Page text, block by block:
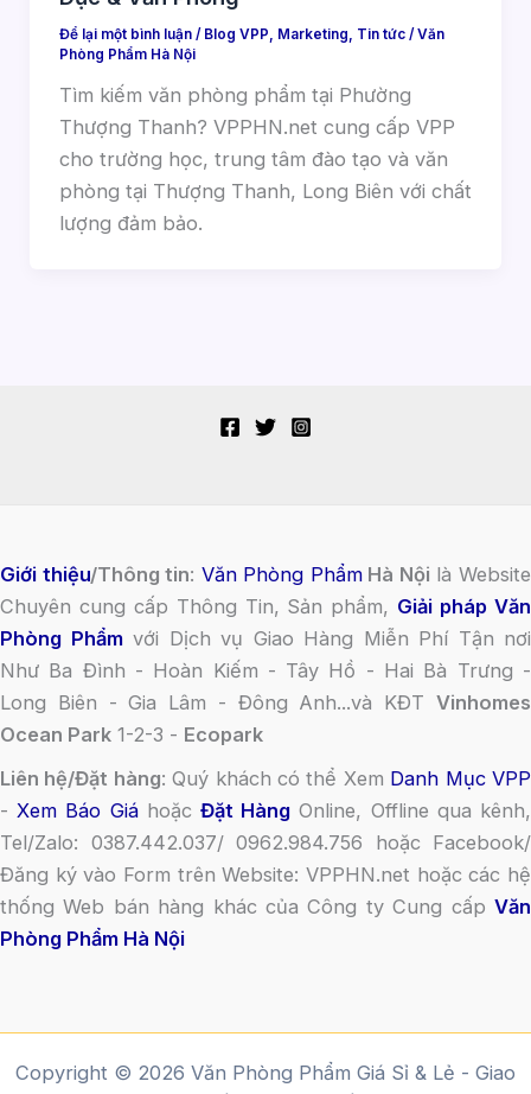
Để lại một bình luận / Blog VPP, Marketing, Tin tức/ Văn
Phòng Phẩm Hà Nội
Tìm kiếm văn phòng phẩm tại Phường
Thượng Thanh? VPPHN.net cung cấp VPP
cho trường học, trung tâm đào tạo và văn
phòng tại Thượng Thanh, Long Biên với chất
lượng đảm bảo.
Giới thiệu/Thông tin: Văn Phòng PhẩmHà Nội là Website
Chuyên cung cấp Thông Tin, Sản phẩm, Giải pháp Văn
Phòng Phẩm với Dịch vụ Giao Hàng Miễn Phí Tận nơi
Như Ba Đình - Hoàn Kiếm - Tây Hồ - Hai Bà Trưng -
Long Biên - Gia Lâm - Đông Anh...và KĐT Vinhomes
Ocean Park 1-2-3 - Ecopark
Liên hệ/Đặt hàng: Quý khách có thể Xem Danh Mục VPP
-Xem Báo GiáhoặcĐặt Hàng Online, Offline qua kênh,
Tel/Zalo: 0387.442.037/ 0962.984.756 hoặc Facebook/
Đăng ký vào Form trên Website: VPPHN.net hoặc các hệ
thống Web bán hàng khác của Công ty Cung cấp Văn
Phòng Phẩm Hà Nội
Copyright © 2026 Văn Phòng Phẩm Giá Sỉ & Lẻ - Giao